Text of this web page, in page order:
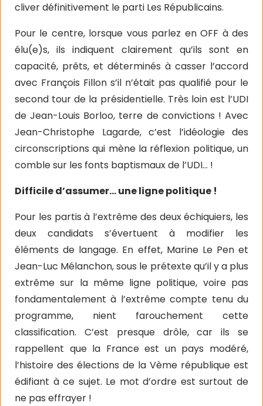
cliver définitivement le parti Les Républicains.
Pour le centre, lorsque vous parlez en OFF à des
élu(e)s, ils indiquent clairement qu’ils sont en
capacité, prêts, et déterminés à casser l’accord
avec François Fillon s’il n’était pas qualifié pour le
second tour de la présidentielle. Très loin est l’UDI
de Jean-Louis Borloo, terre de convictions ! Avec
Jean-Christophe Lagarde, c’est l’idéologie des
circonscriptions qui mène la réflexion politique, un
comble sur les fonts baptismaux de l’UDI… !
Difficile d’assumer… une ligne politique !
Pour les partis à l’extrême des deux échiquiers, les
deux candidats s’évertuent à modifier les
éléments de langage. En effet, Marine Le Pen et
Jean-Luc Mélanchon, sous le prétexte qu’il y a plus
extrême sur la même ligne politique, voire pas
fondamentalement à l’extrême compte tenu du
programme, nient farouchement cette
classification. C’est presque drôle, car ils se
rappellent que la France est un pays modéré,
l’histoire des élections de la Vème république est
édifiant à ce sujet. Le mot d’ordre est surtout de
ne pas effrayer !